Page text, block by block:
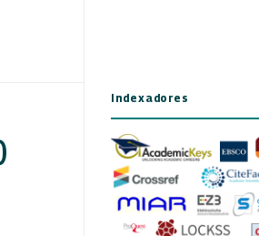
Indexadores